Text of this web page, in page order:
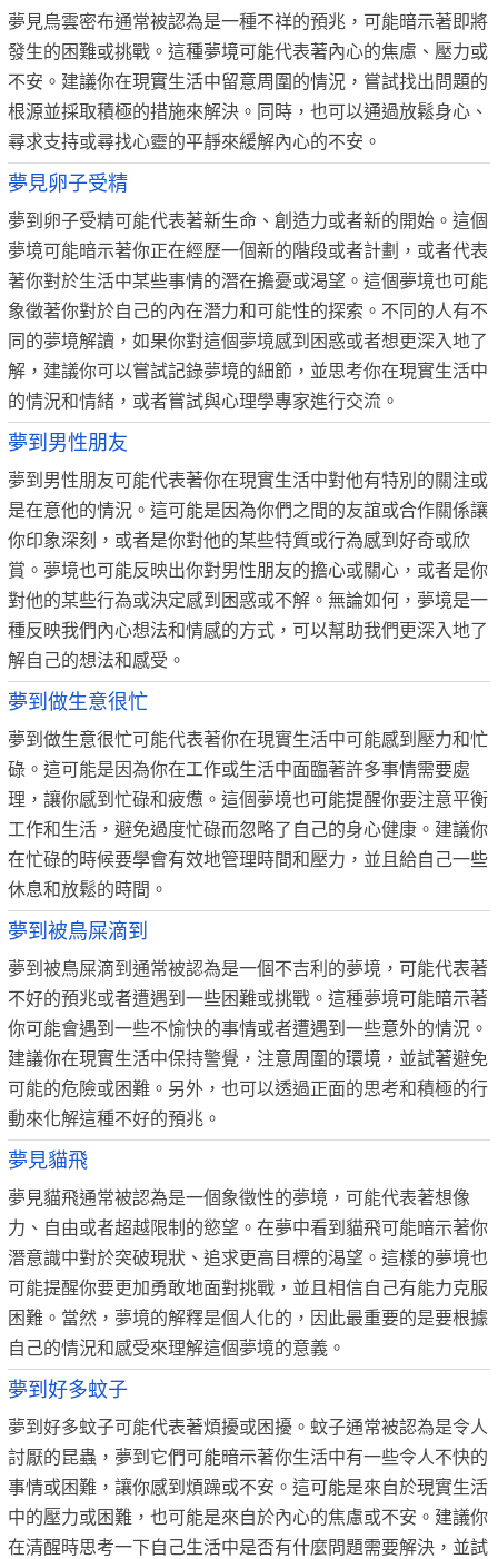
夢見烏雲密布通常被認為是一種不祥的預兆，可能暗示著即將
發生的困難或挑戰。這種夢境可能代表著內心的焦慮、壓力或
不安。建議你在現實生活中留意周圍的情況，嘗試找出問題的
根源並採取積極的措施來解決。同時，也可以通過放鬆身心、
尋求支持或尋找心靈的平靜來緩解內心的不安。
夢見卵子受精
夢到卵子受精可能代表著新生命、創造力或者新的開始。這個
夢境可能暗示著你正在經歷一個新的階段或者計劃，或者代表
著你對於生活中某些事情的潛在擔憂或渴望。這個夢境也可能
象徵著你對於自己的內在潛力和可能性的探索。不同的人有不
同的夢境解讀，如果你對這個夢境感到困惑或者想更深入地了
解，建議你可以嘗試記錄夢境的細節，並思考你在現實生活中
的情況和情緒，或者嘗試與心理學專家進行交流。
夢到男性朋友
夢到男性朋友可能代表著你在現實生活中對他有特別的關注或
是在意他的情況。這可能是因為你們之間的友誼或合作關係讓
你印象深刻，或者是你對他的某些特質或行為感到好奇或欣
賞。夢境也可能反映出你對男性朋友的擔心或關心，或者是你
對他的某些行為或決定感到困惑或不解。無論如何，夢境是一
種反映我們內心想法和情感的方式，可以幫助我們更深入地了
解自己的想法和感受。
夢到做生意很忙
夢到做生意很忙可能代表著你在現實生活中可能感到壓力和忙
碌。這可能是因為你在工作或生活中面臨著許多事情需要處
理，讓你感到忙碌和疲憊。這個夢境也可能提醒你要注意平衡
工作和生活，避免過度忙碌而忽略了自己的身心健康。建議你
在忙碌的時候要學會有效地管理時間和壓力，並且給自己一些
休息和放鬆的時間。
夢到被鳥屎滴到
夢到被鳥屎滴到通常被認為是一個不吉利的夢境，可能代表著
不好的預兆或者遭遇到一些困難或挑戰。這種夢境可能暗示著
你可能會遇到一些不愉快的事情或者遭遇到一些意外的情況。
建議你在現實生活中保持警覺，注意周圍的環境，並試著避免
可能的危險或困難。另外，也可以透過正面的思考和積極的行
動來化解這種不好的預兆。
夢見貓飛
夢見貓飛通常被認為是一個象徵性的夢境，可能代表著想像
力、自由或者超越限制的慾望。在夢中看到貓飛可能暗示著你
潛意識中對於突破現狀、追求更高目標的渴望。這樣的夢境也
可能提醒你要更加勇敢地面對挑戰，並且相信自己有能力克服
困難。當然，夢境的解釋是個人化的，因此最重要的是要根據
自己的情況和感受來理解這個夢境的意義。
夢到好多蚊子
夢到好多蚊子可能代表著煩擾或困擾。蚊子通常被認為是令人
討厭的昆蟲，夢到它們可能暗示著你生活中有一些令人不快的
事情或困難，讓你感到煩躁或不安。這可能是來自於現實生活
中的壓力或困難，也可能是來自於內心的焦慮或不安。建議你
在清醒時思考一下自己生活中是否有什麼問題需要解決，並試